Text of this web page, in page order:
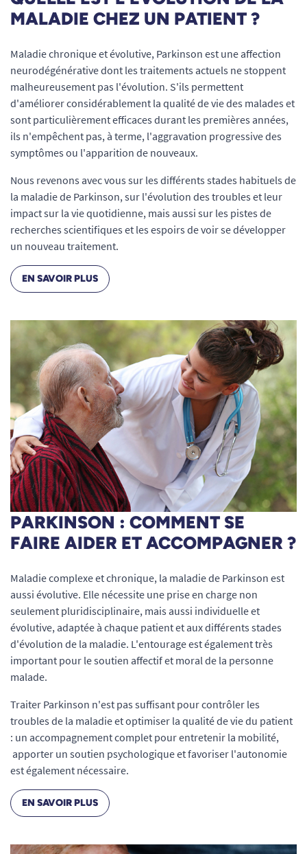
MALADIE CHEZ UN PATIENT ?
Maladie chronique et évolutive, Parkinson est une affection
neurodégénérative dont les traitements actuels ne stoppent
malheureusement pas l'évolution. S'ils permettent
d'améliorer considérablement la qualité de vie des malades et
sont particulièrement efficaces durant les premières années,
ils n'empêchent pas, à terme, l'aggravation progressive des
symptômes ou l'apparition de nouveaux.
Nous revenons avec vous sur les différents stades habituels de
la maladie de Parkinson, sur l'évolution des troubles et leur
impact sur la vie quotidienne, mais aussi sur les pistes de
recherches scientifiques et les espoirs de voir se développer
un nouveau traitement.
EN SAVOIR PLUS
PARKINSON : COMMENT SE
FAIRE AIDER ET ACCOMPAGNER ?
Maladie complexe et chronique, la maladie de Parkinson est
aussi évolutive. Elle nécessite une prise en charge non
seulement pluridisciplinaire, mais aussi individuelle et
évolutive, adaptée à chaque patient et aux différents stades
d'évolution de la maladie. L'entourage est également très
important pour le soutien affectif et moral de la personne
malade.
Traiter Parkinson n'est pas suffisant pour contrôler les
troubles de la maladie et optimiser la qualité de vie du patient
: un accompagnement complet pour entretenir la mobilité,
apporter un soutien psychologique et favoriser l'autonomie
est également nécessaire.
EN SAVOIR PLUS